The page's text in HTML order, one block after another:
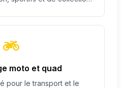
moto et quad
pour le transport et le